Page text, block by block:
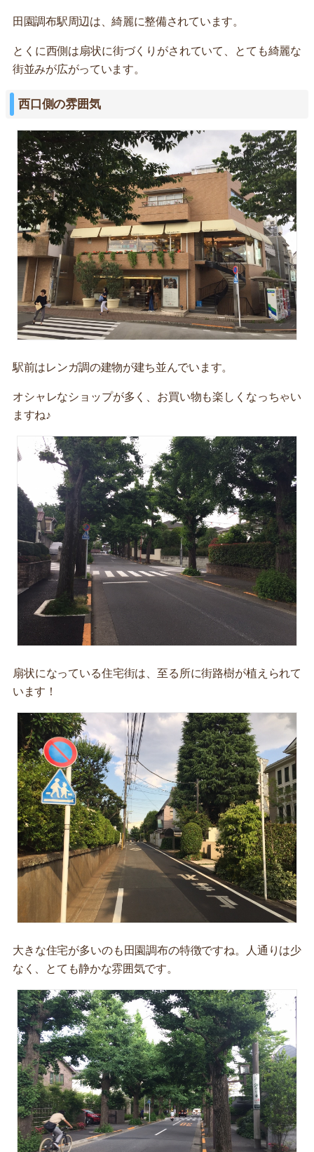
田園調布駅周辺は、綺麗に整備されています。
とくに西側は扇状に街づくりがされていて、とても綺麗な
街並みが広がっています。
西口側の雰囲気
駅前はレンガ調の建物が建ち並んでいます。
オシャレなショップが多く、お買い物も楽しくなっちゃい
ますね♪
扇状になっている住宅街は、至る所に街路樹が植えられて
います！
大きな住宅が多いのも田園調布の特徴ですね。人通りは少
なく、とても静かな雰囲気です。